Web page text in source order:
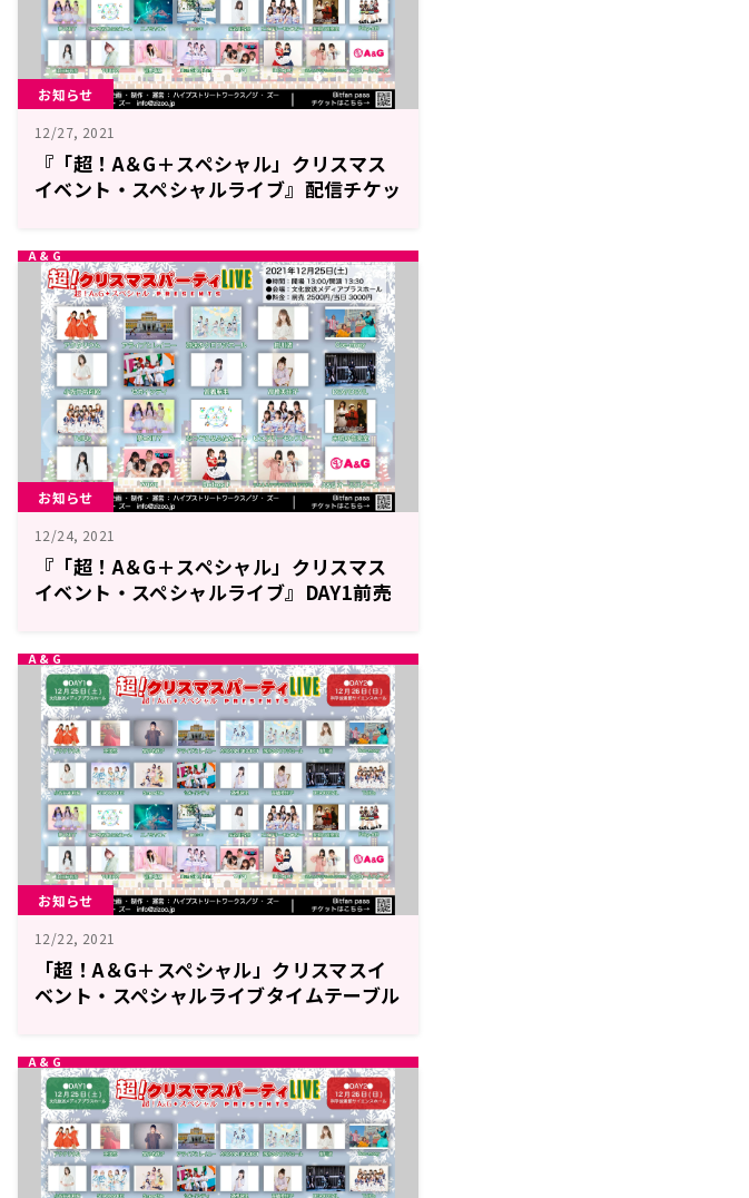
お知らせ
12/27, 2021
『「超！A＆G＋スペシャル」クリスマス
イベント・スペシャルライブ』配信チケッ
お知らせ
12/24, 2021
『「超！A＆G＋スペシャル」クリスマス
イベント・スペシャルライブ』DAY1前売
お知らせ
12/22, 2021
「超！A＆G＋スペシャル」クリスマスイ
ベント・スペシャルライブタイムテーブル